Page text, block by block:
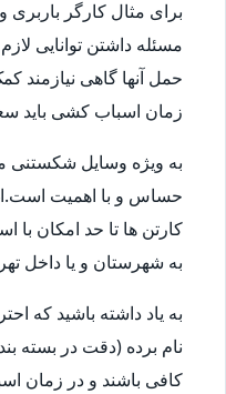
برای مثال کارگر
مسئله داشتن توانایی
حمل آنها گاهی نیازمند
زمان اسباب کشی باید
به ویژه وسایل شکستنی
حساس و با اهمیت
کارتن ها تا حد امکان
به شهرستان و یا داخل
به یاد داشته باشید که
نام برده (دقت در بسته
کافی باشند و در زمان